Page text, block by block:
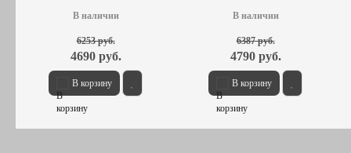
В наличии
В корзину
6253 руб.
4690 руб.
В наличии
В корзину
6387 руб.
4790 руб.